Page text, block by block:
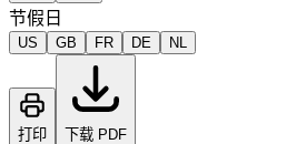
节假日
US GB FR DE NL
打印 下载 PDF